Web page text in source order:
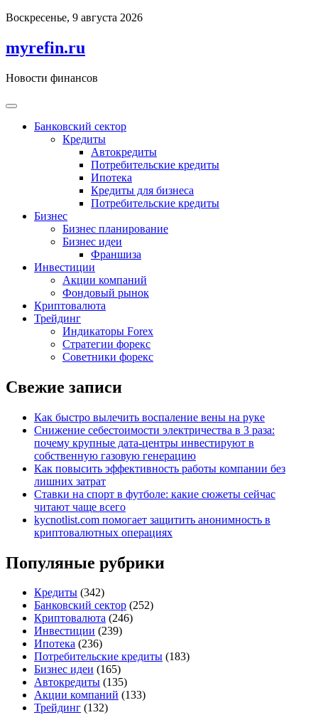
Перейти
содержимому
Воскресенье, 9 августа 2026
myrefin.ru
Новости финансов
Банковский сектор
Кредиты
Автокредиты
Потребительские кредиты
Ипотека
Кредиты для бизнеса
Потребительские кредиты
Бизнес
Бизнес планирование
Бизнес идеи
Франшиза
Инвестиции
Акции компаний
Фондовый рынок
Криптовалюта
Трейдинг
Индикаторы Forex
Стратегии форекс
Советники форекс
Свежие записи
Как быстро вылечить воспаление вены на руке
Снижение себестоимости электричества в 3 раза:
почему крупные дата-центры инвестируют в
собственную газовую генерацию
Как повысить эффективность работы компании без
лишних затрат
Ставки на спорт в футболе: какие сюжеты сейчас
читают чаще всего
kycnotlist.com помогает защитить анонимность в
криптовалютных операциях
Популяные рубрики
Кредиты (342)
Банковский сектор (252)
Криптовалюта (246)
Инвестиции (239)
Ипотека (236)
Потребительские кредиты (183)
Бизнес идеи (165)
Автокредиты (135)
Акции компаний (133)
Трейдинг (132)